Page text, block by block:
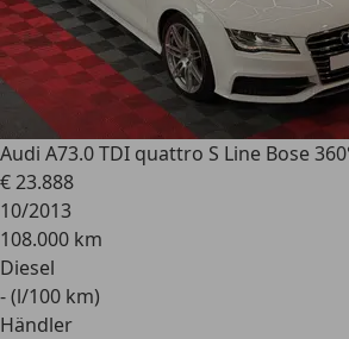
Audi A73.0 TDI quattro S Line Bose
€ 23.888
10/2013
108.000 km
Diesel
- (l/100 km)
Händler